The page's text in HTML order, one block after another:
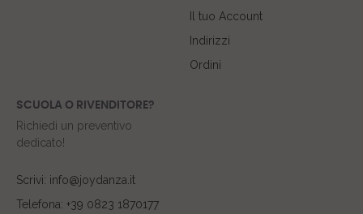
Il tuo Account
Indirizzi
Ordini
SCUOLA O RIVENDITORE?
Richiedi un preventivo
dedicato!
Scrivi: info@joydanza.it
Telefona: +39 0823 1870177